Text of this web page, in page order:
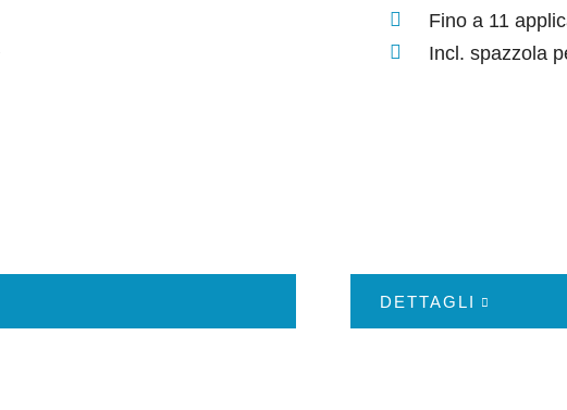
Fino a 11
Incl. spazzola
DETTAGLI